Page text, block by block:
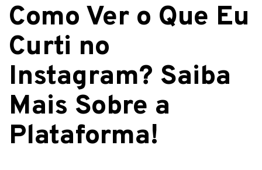
Como Ver o Que Eu
Curti no
Instagram? Saiba
Mais Sobre a
Plataforma!